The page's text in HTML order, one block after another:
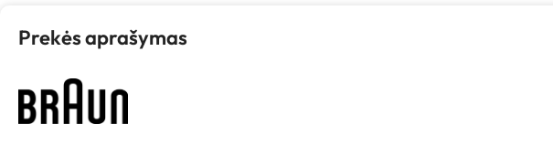
Prekės aprašymas